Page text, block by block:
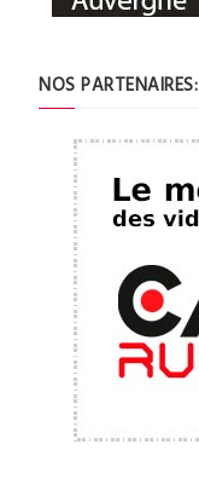
NOS PARTENAIRES: